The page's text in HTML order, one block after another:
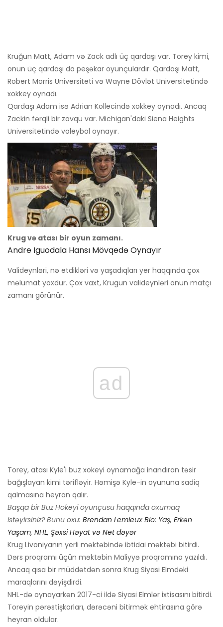
Kruğun Matt, Adam və Zack adlı üç qardaşı var. Torey kimi,
onun üç qardaşı da peşəkar oyunçulardır. Qardaşı Matt,
Robert Morris Universiteti və Wayne Dövlət Universitetində
xokkey oynadı.
Qardaşı Adam isə Adrian Kollecində xokkey oynadı. Ancaq
Zackin fərqli bir zövqü var. Michigan'daki Siena Heights
Universitetində voleybol oynayır.
Krug və atası bir oyun zamanı.
Andre Iguodala Hansı Mövqedə Oynayır
Valideynləri, nə etdikləri və yaşadıqları yer haqqında çox
məlumat yoxdur. Çox vaxt, Krugun valideynləri onun matçı
zamanı görünür.
ad
Torey, atası Kyle'i buz xokeyi oynamağa inandıran təsir
bağışlayan kimi tərifləyir. Həmişə Kyle-in oyununa sadiq
qalmasına heyran qalır.
Başqa bir Buz Hokeyi oyunçusu haqqında oxumaq
istəyirsiniz? Bunu oxu: Brendan Lemieux Bio: Yaş, Erkən
Yaşam, NHL, Şəxsi Həyat və Net dəyər
Krug Livoniyanın yerli məktəbində ibtidai məktəbi bitirdi.
Dərs proqramı üçün məktəbin Maliyyə proqramına yazıldı.
Ancaq qısa bir müddətdən sonra Krug Siyasi Elmdəki
maraqlarını dəyişdirdi.
NHL-də oynayarkən 2017-ci ildə Siyasi Elmlər ixtisasını bitirdi.
Toreyin pərəstişkarları, dərəcəni bitirmək ehtirasına görə
heyran oldular.